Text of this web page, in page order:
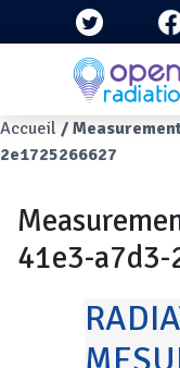
Aller au contenu
Fil d'Ariane
Accueil
2e1725266627
41e3-